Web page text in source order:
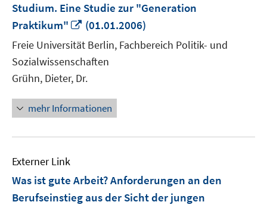
Studium. Eine Studie zur "Generation
Praktikum"
In
neuem
Fenster
öffnen
(01.01.2006)
Freie Universität Berlin, Fachbereich Politik- und
Sozialwissenschaften
Grühn, Dieter, Dr.
mehr Informationen
Externer Link
Was ist gute Arbeit? Anforderungen an den
Berufseinstieg aus der Sicht der jungen